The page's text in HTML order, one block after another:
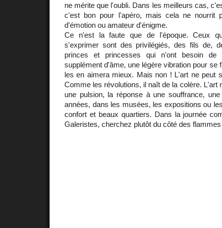
ne mérite que l'oubli. Dans les meilleurs cas,
c'est bon pour l'apéro, mais cela ne nourrit
d'émotion ou amateur d'énigme.
Ce n'est la faute que de l'époque. Ceux
s'exprimer sont des privilégiés, des fils de,
princes et princesses qui n'ont besoin de
supplément d'âme, une légère vibration pour se
les en aimera mieux. Mais non ! L'art ne peut
Comme les révolutions, il naît de la colère. L'art
une pulsion, la réponse à une souffrance,
années, dans les musées, les expositions ou
confort et beaux quartiers. Dans la journée
Galeristes, cherchez plutôt du côté des